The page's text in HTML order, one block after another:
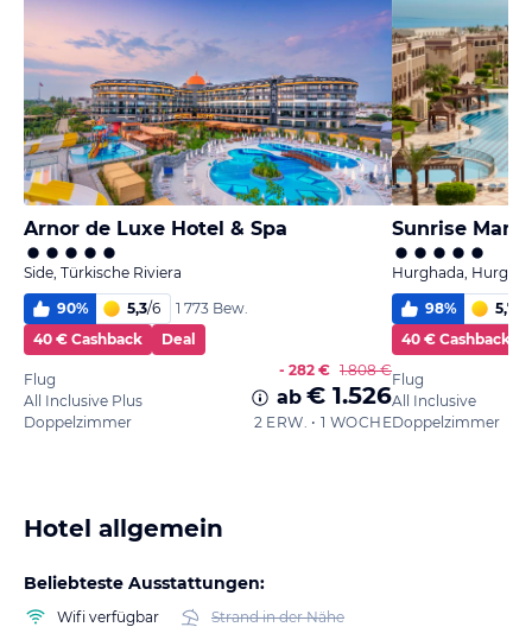
Arnor de Luxe Hotel & Spa
Side, Türkische Riviera
90% 5,3/6
1 773 Bew.
40 € Cashback
Deal
Flug
All Inclusive Plus
Doppelzimmer
- 282 € 1.808 €
ab € 1.526
2 ERW. • 1 WOCHE
Hurghada,
98% 5,7
40 € Cashback
Flug
All Inclusive
Doppelzimmer
Hotel allgemein
Beliebteste Ausstattungen:
Wifi verfügbar
Strand in der Nähe